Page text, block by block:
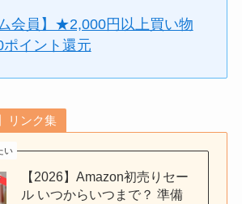
ム会員】★2,000円以上買い物
ポイント還元
リンク集
い
【2026】Amazon初売りセー
ル いつからいつまで？ 準備